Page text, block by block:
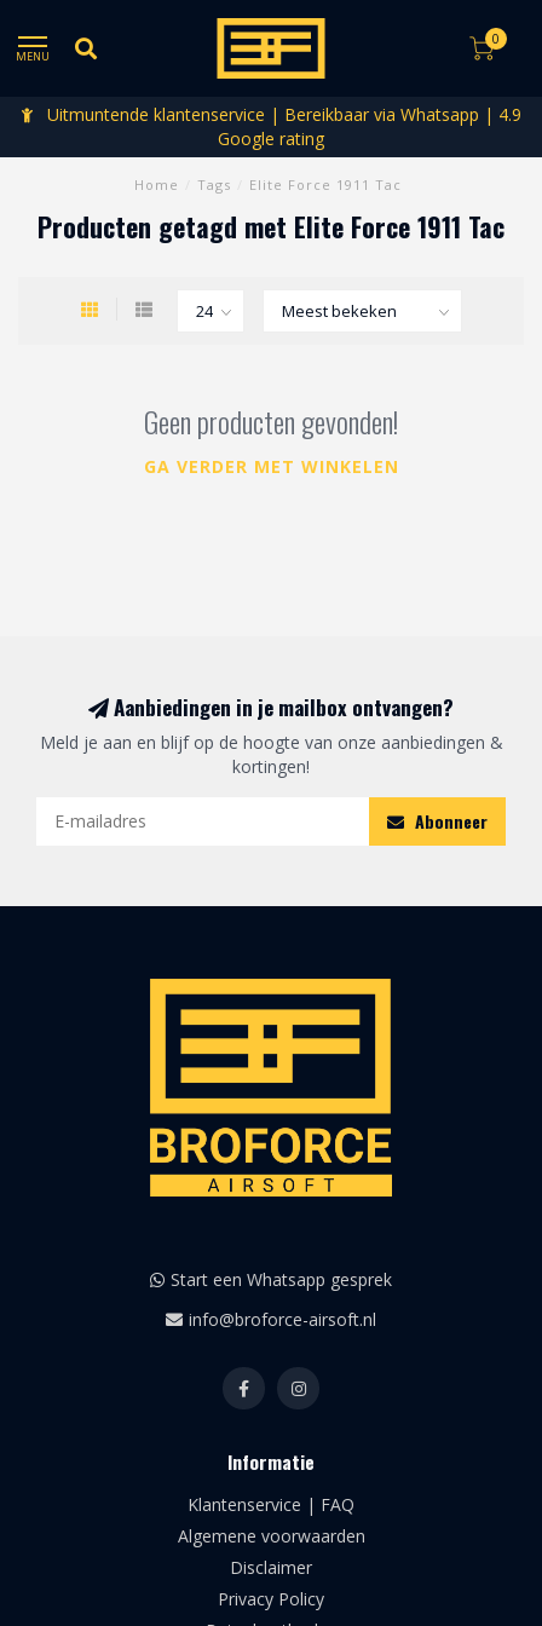
MENU
0
Uitmuntende klantenservice | Bereikbaar via Whatsapp | 4.9
Google rating
Home Tags Elite Force 1911 Tac
Producten getagd met Elite Force 1911 Tac
Geen producten gevonden!
GA VERDER MET WINKELEN
Aanbiedingen in je mailbox ontvangen?
Meld je aan en blijf op de hoogte van onze aanbiedingen &
kortingen!
Abonneer
Start een Whatsapp gesprek
info@broforce-airsoft.nl
Informatie
Klantenservice | FAQ
Algemene voorwaarden
Disclaimer
Privacy Policy